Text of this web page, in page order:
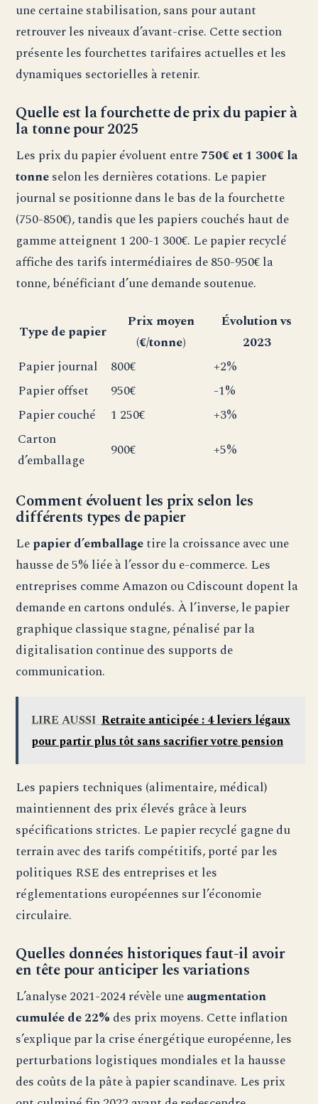
une certaine stabilisation, sans pour autant
retrouver les niveaux d’avant-crise. Cette section
présente les fourchettes tarifaires actuelles et les
dynamiques sectorielles à retenir.
Quelle est la fourchette de prix du papier à
la tonne pour 2025
Les prix du papier évoluent entre750€ et 1 300€ la
tonneselon les dernières cotations. Le papier
journal se positionne dans le bas de la fourchette
(750-850€), tandis que les papiers couchés haut de
gamme atteignent 1 200-1 300€. Le papier recyclé
affiche des tarifs intermédiaires de 850-950€ la
tonne, bénéficiant d’une demande soutenue.
Type de papier
Prix moyen
(€/tonne)
Évolution vs
2023
Papier journal
800€
+2%
Papier offset
950€
-1%
Papier couché
1 250€
+3%
Carton
d’emballage
900€ +5%
Comment évoluent les prix selon les
différents types de papier
Lepapier d’emballagetire la croissance avec une
hausse de 5% liée à l’essor du e-commerce. Les
entreprises comme Amazon ou Cdiscount dopent la
demande en cartons ondulés. À l’inverse, le papier
graphique classique stagne, pénalisé par la
digitalisation continue des supports de
communication.
LIRE AUSSI Retraite anticipée : 4 leviers légaux
pour partir plus tôt sans sacrifier votre pension
Les papiers techniques (alimentaire, médical)
maintiennent des prix élevés grâce à leurs
spécifications strictes. Le papier recyclé gagne du
terrain avec des tarifs compétitifs, porté par les
politiques RSE des entreprises et les
réglementations européennes sur l’économie
circulaire.
Quelles données historiques faut-il avoir
en tête pour anticiper les variations
L’analyse 2021-2024 révèle uneaugmentation
cumulée de 22% des prix moyens. Cette inflation
s’explique par la crise énergétique européenne, les
perturbations logistiques mondiales et la hausse
des coûts de la pâte à papier scandinave. Les prix